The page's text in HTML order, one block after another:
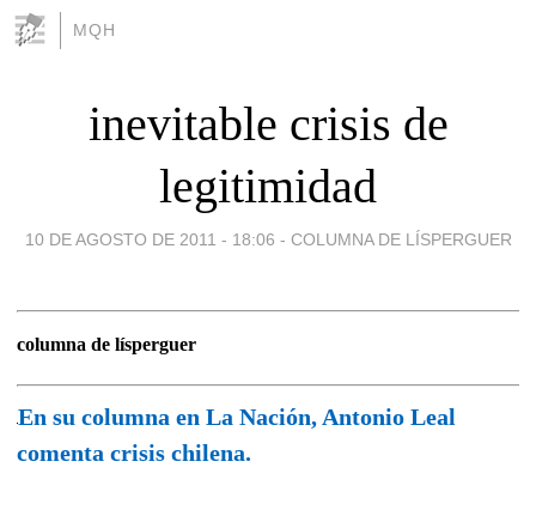
MQH
inevitable crisis de
legitimidad
10 DE AGOSTO DE 2011 - 18:06 - COLUMNA DE LÍSPERGUER
columna de lísperguer
En su columna en La Nación, Antonio Leal
comenta crisis chilena.